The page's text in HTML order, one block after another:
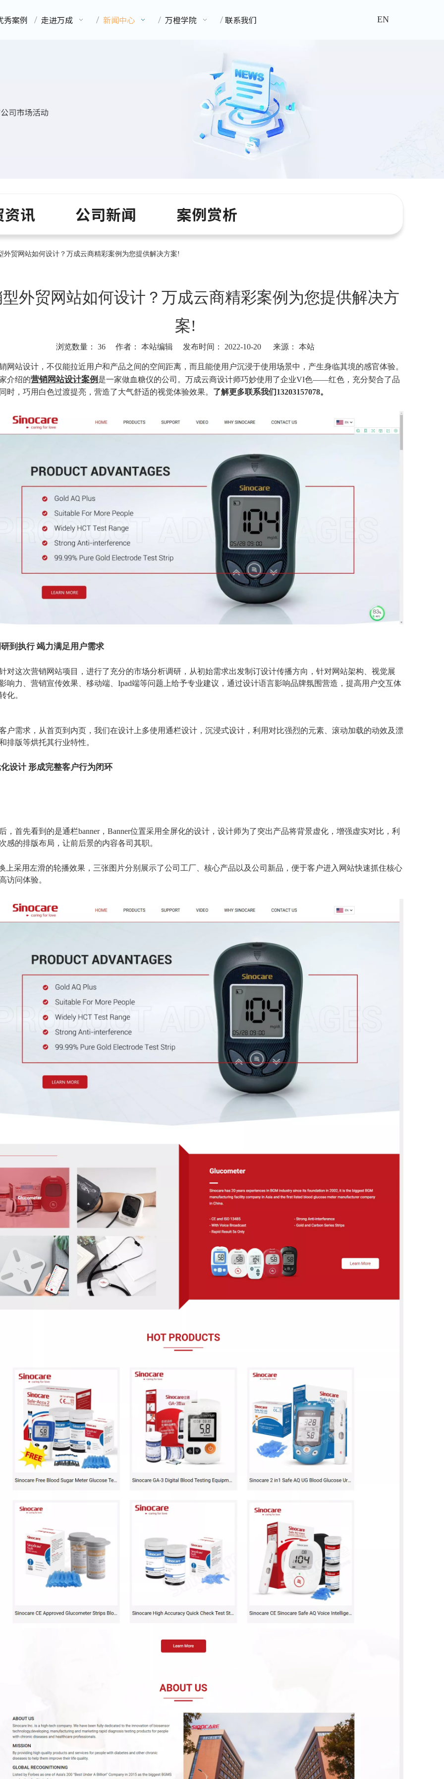
秀案例 走进万成 新闻中心 万橙学院 联系我们 EN
资讯 公司新闻 案例赏析
外贸网站如何设计？万成云商精彩案例为您提供解决方案!
外贸网站如何设计？万成云商精彩案例为您提供解决方
案!
浏览数量： 36 作者： 本站编辑 发布时间： 2022-10-20 来源： 本站
网站设计，不仅能拉近用户和产品之间的空间距离，而且能使用户沉浸于使用场景中，产生身临其境的感官体验。
介绍的营销网站设计案例 是一家做血糖仪的公司。万成云商设计师巧妙使用了企业VI色——红色，充分契合了品
时，巧用白色过渡提亮，营造了大气舒适的视觉体验效果。 了解更多联系我们13203157078。
到执行 竭力满足用户需求
对这次营销网站项目，进行了充分的市场分析调研，从初始需求出发制订设计传播方向，针对网站架构、视觉展
响力、营销宣传效果、移动端、Ipad端等问题上给予专业建议，通过设计语言影响品牌氛围营造，提高用户交互体
化。
户需求，从首页到内页，我们在设计上多使用通栏设计，沉浸式设计，利用对比强烈的元素、滚动加载的动效及漂
排版等烘托其行业特性。
设计 形成完整客户行为闭环
，首先看到的是通栏banner，Banner位置采用全屏化的设计，设计师为了突出产品将背景虚化，增强虚实对比，利
感的排版布局，让前后景的内容各司其职。
上采用左滑的轮播效果，三张图片分别展示了公司工厂、核心产品以及公司新品，便于客户进入网站快速抓住核心
访问体验。